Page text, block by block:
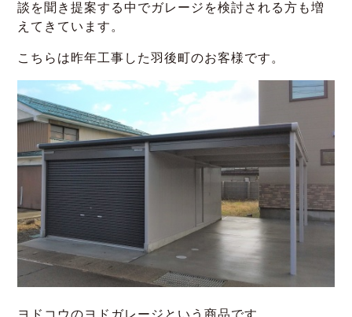
談を聞き提案する中でガレージを検討される方も増
えてきています。
こちらは昨年工事した羽後町のお客様です。
ヨドコウのヨドガレージという商品です。